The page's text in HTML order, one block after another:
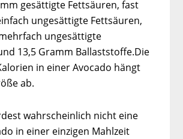
gesättigte Fettsäuren, fast
ungesättigte Fettsäuren,
ungesättigte
13,5 Gramm Ballaststoffe.Die
in einer Avocado hängt
ab.
wahrscheinlich nicht eine
in einer einzigen Mahlzeit